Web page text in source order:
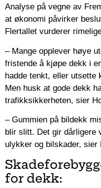
Analyse på vegne av
at økonomi påvirker
Flertallet vurderer
– Mange opplever høye
fristende å kjøpe dekk i
hadde tenkt, eller utsette
Men husk at gode dekk
trafikksikkerheten, sier
– Gummien på bildekk
blir slitt. Det gir dårligere
ulykker og bilskader, sier
for dekk: